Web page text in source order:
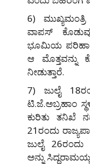
6)
ವಾಪಸ್
ಭೂಮಿಯ
ಆ ಮೊತ್ತವನ್ನು
ನೀಡುತ್ತಾರೆ.
7) ಜುಲೈ
ಟಿ.ಜೆ.ಅಬ್ರಹಾಂ
ಕುರಿತು ತನಿಖೆ
21ರಂದು
ಜುಲೈ
ಅನ್ನು